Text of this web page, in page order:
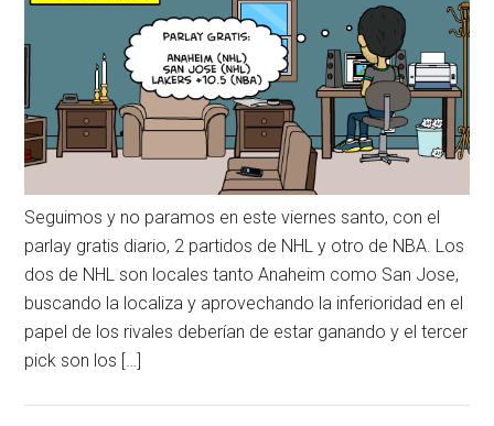
Seguimos y no paramos en este viernes santo, con el
parlay gratis diario, 2 partidos de NHL y otro de NBA. Los
dos de NHL son locales tanto Anaheim como San Jose,
buscando la localiza y aprovechando la inferioridad en el
papel de los rivales deberían de estar ganando y el tercer
pick son los […]